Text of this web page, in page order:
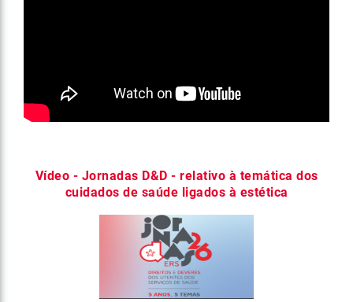
Vídeo - Jornadas D&D - relativo à temática dos
cuidados de saúde ligados à estética